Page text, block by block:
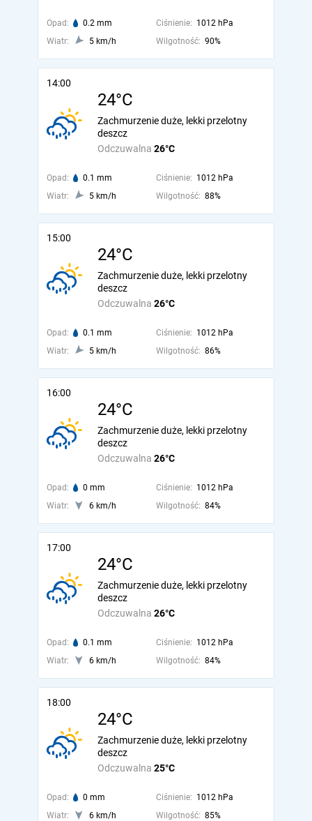
Opad: 0.2 mm Ciśnienie: 1012 hPa
Wiatr:
5 km/h Wilgotność: 90%
14:00
24°C
Odczuwalna 26°C
Zachmurzenie duże, lekki przelotny
deszcz
Opad: 0.1 mm Ciśnienie: 1012 hPa
Wiatr:
5 km/h Wilgotność: 88%
15:00
24°C
Odczuwalna 26°C
Zachmurzenie duże, lekki przelotny
deszcz
Opad: 0.1 mm Ciśnienie: 1012 hPa
Wiatr:
5 km/h Wilgotność: 86%
16:00
24°C
Odczuwalna 26°C
Zachmurzenie duże, lekki przelotny
deszcz
Opad: 0 mm Ciśnienie: 1012 hPa
Wiatr:
6 km/h Wilgotność: 84%
17:00
24°C
Odczuwalna 26°C
Zachmurzenie duże, lekki przelotny
deszcz
Opad: 0.1 mm Ciśnienie: 1012 hPa
Wiatr:
6 km/h Wilgotność: 84%
18:00
24°C
Odczuwalna 25°C
Zachmurzenie duże, lekki przelotny
deszcz
Opad: 0 mm Ciśnienie: 1012 hPa
Wiatr:
6 km/h Wilgotność: 85%